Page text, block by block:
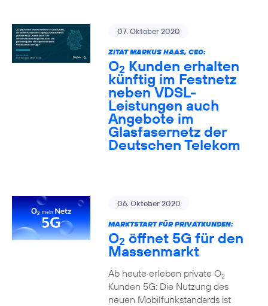
07. Oktober 2020
ZITAT MARKUS HAAS, CEO:
O2 Kunden erhalten
künftig im Festnetz
neben VDSL-
Leistungen auch
Angebote im
Glasfasernetz der
Deutschen Telekom
06. Oktober 2020
MARKTSTART FÜR PRIVATKUNDEN:
O2 öffnet 5G für den
Massenmarkt
Ab heute erleben private O2
Kunden 5G: Die Nutzung des
neuen Mobilfunkstandards ist